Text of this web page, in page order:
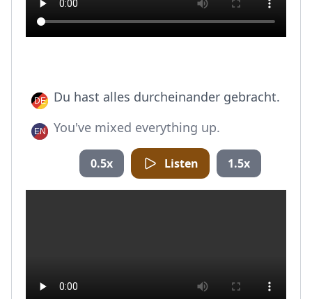
Du hast alles durcheinander gebracht.
You've mixed everything up.
0.5x Listen 1.5x